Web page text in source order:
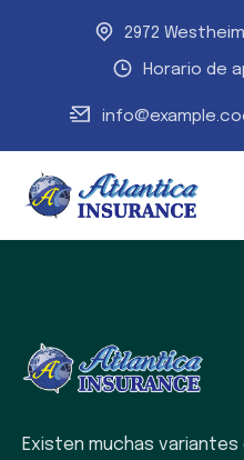
2972
Horario de
Existen muchas